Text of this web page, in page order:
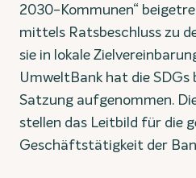
2030-Kommunen“
mittels Ratsbeschluss zu
sie in lokale
UmweltBank hat die SDGs
Satzung aufgenommen.
stellen das Leitbild für die
Geschäftstätigkeit der